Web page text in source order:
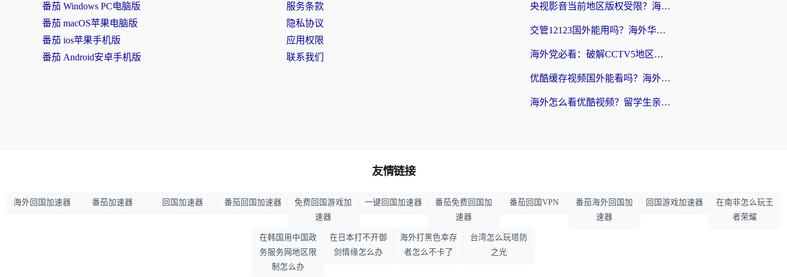
番茄 Windows PC电脑版
番茄 macOS苹果电脑版
番茄 ios苹果手机版
番茄 Android安卓手机版
服务条款
隐私协议
应用权限
联系我们
央视影音当前地区版权受限？海外党追剧看片的终极解决方案来了
交管12123国外能用吗？海外华人亲测有效的回国加速器选择指南
海外党必看：破解CCTV5地区限制，这样看欧洲杯奥运直播才够爽！
优酷缓存视频国外能看吗？海外党追剧看片的终极解决方案来了
海外怎么看优酷视频？留学生亲测有效的回国加速器选择指南
友情链接
海外回国加速器 番茄加速器 回国加速器 番茄回国加速器
免费回国游戏加
速器
一键回国加速器
番茄免费回国加
速器
番茄回国VPN
番茄海外回国加
速器
回国游戏加速器
在南非怎么玩王
者荣耀
在韩国用中国政
务服务网地区限
制怎么办
在日本打不开御
剑情缘怎么办
海外打黑色幸存
者怎么不卡了
台湾怎么玩塔防
之光